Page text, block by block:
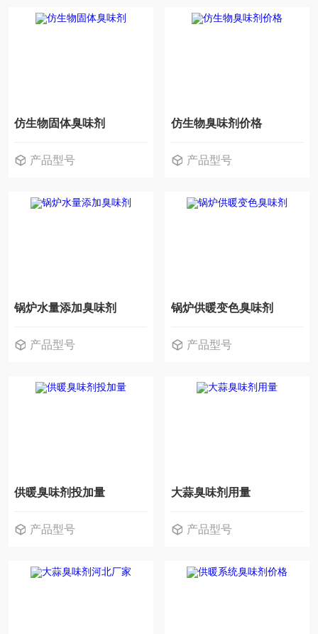
仿生物固体臭味剂
产品型号
仿生物臭味剂价格
产品型号
锅炉水量添加臭味剂
产品型号
锅炉供暖变色臭味剂
产品型号
供暖臭味剂投加量
产品型号
大蒜臭味剂用量
产品型号